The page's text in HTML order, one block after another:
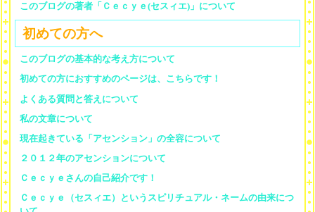
このブログの著者「Ｃｅｃｙｅ(セスィエ)」について
初めての方へ
このブログの基本的な考え方について
初めての方におすすめのページは、こちらです！
よくある質問と答えについて
私の文章について
現在起きている「アセンション」の全容について
２０１２年のアセンションについて
Ｃｅｃｙｅさんの自己紹介です！
Ｃｅｃｙｅ（セスィエ）というスピリチュアル・ネームの由来につ